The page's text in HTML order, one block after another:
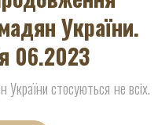
України.
06.2023
стосуються не всіх.